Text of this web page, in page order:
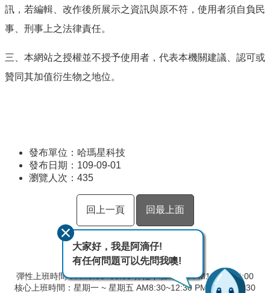
訊，若編輯、改作後所展示之資訊與原不符，使用者須自負民
事、刑事上之法律責任。
三、本網站之授權並不授予使用者，代表本機關建議、認可或
贊同其加值衍生物之地位。
發布單位：哈瑪星科技
發布日期：109-09-01
瀏覽人次： 435
回上一頁 回最上面
彈性上班時間：AM8:00~09:00 彈性下班時間：PM17:00~18:00
核心上班時間：星期一 ~ 星期五 AM8:30~12:30 PM13:30~17:30
大家好，我是阿滴仔!
有任何問題可以先問我噢!